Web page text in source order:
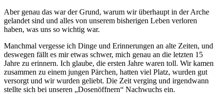
Aber genau das war der Grund, warum wir über­haupt in der Arche
gelandet sind und alles von unserem bis­her­igen Leben ver­lor­en
haben, was uns so wichtig war.
Manchmal vergesse ich Dinge und Er­inner­ung­en an alte Zeiten, und
des­wegen fällt es mir etwas schwer, mich genau an die letzten 15
Jahre zu er­inn­ern. Ich glaube, die ersten Jahre waren toll. Wir kamen
zusam­men zu einem jungen Pär­chen, hatten viel Platz, wurden gut
ver­sorgt und wir wurden ge­liebt. Die Zeit ver­ging und irgend­wann
stellte sich bei unser­en „Do­sen­öff­nern“ Nach­wuchs ein.